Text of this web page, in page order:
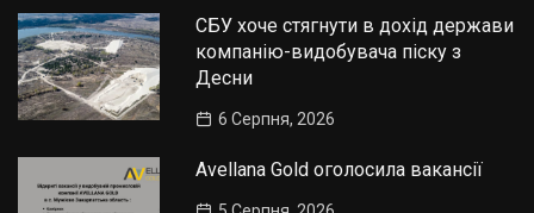
СБУ хоче стягнути в дохід держави
компанію-видобувача піску з
Десни
6 Серпня, 2026
Avellana Gold оголосила вакансії